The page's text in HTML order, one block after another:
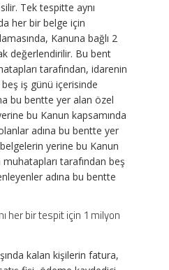
Tek tespitte aynı
her bir belge için
Kanuna bağlı 2
değerlendirilir. Bu bent
tarafından, idarenin
iş günü içerisinde
bu bentte yer alan özel
bu Kanun kapsamında
adına bu bentte yer
yerine bu Kanun
tarafından beş
adına bu bentte
her bir tespit için 1 milyon
kalan kişilerin fatura,